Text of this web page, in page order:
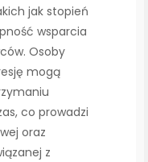
jak stopień
wsparcia
Osoby
mogą
co prowadzi
oraz
z